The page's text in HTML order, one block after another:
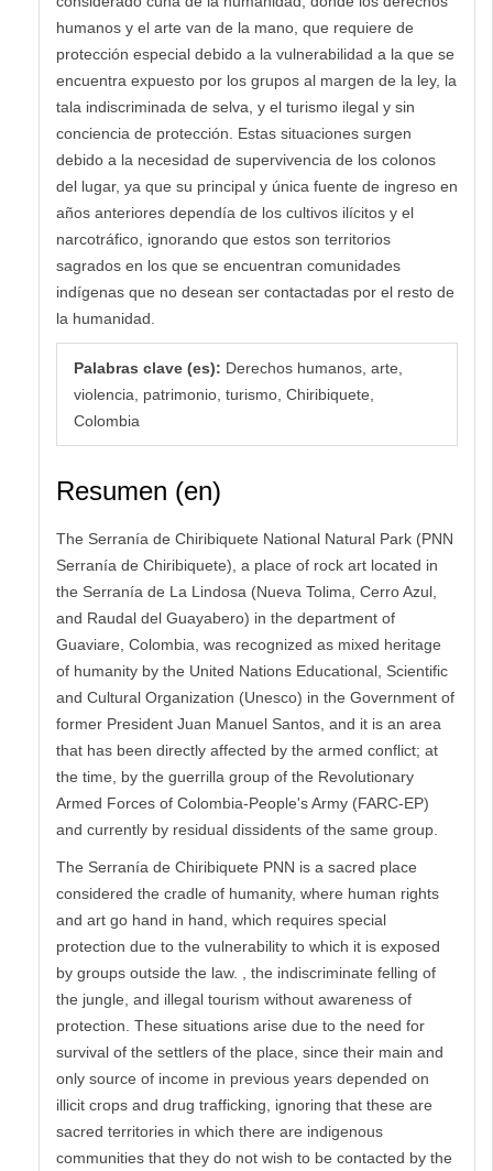
humanos y el arte van de la mano, que requiere de
protección especial debido a la vulnerabilidad a la que se
encuentra expuesto por los grupos al margen de la ley, la
tala indiscriminada de selva, y el turismo ilegal y sin
conciencia de protección. Estas situaciones surgen
debido a la necesidad de supervivencia de los colonos
del lugar, ya que su principal y única fuente de ingreso en
años anteriores dependía de los cultivos ilícitos y el
narcotráfico, ignorando que estos son territorios
sagrados en los que se encuentran comunidades
indígenas que no desean ser contactadas por el resto de
la humanidad.
Palabras clave (es): Derechos humanos, arte,
violencia, patrimonio, turismo, Chiribiquete,
Colombia
Resumen (en)
The Serranía de Chiribiquete National Natural Park (PNN
Serranía de Chiribiquete), a place of rock art located in
the Serranía de La Lindosa (Nueva Tolima, Cerro Azul,
and Raudal del Guayabero) in the department of
Guaviare, Colombia, was recognized as mixed heritage
of humanity by the United Nations Educational, Scientific
and Cultural Organization (Unesco) in the Government of
former President Juan Manuel Santos, and it is an area
that has been directly affected by the armed conflict; at
the time, by the guerrilla group of the Revolutionary
Armed Forces of Colombia-People's Army (FARC-EP)
and currently by residual dissidents of the same group.
The Serranía de Chiribiquete PNN is a sacred place
considered the cradle of humanity, where human rights
and art go hand in hand, which requires special
protection due to the vulnerability to which it is exposed
by groups outside the law. , the indiscriminate felling of
the jungle, and illegal tourism without awareness of
protection. These situations arise due to the need for
survival of the settlers of the place, since their main and
only source of income in previous years depended on
illicit crops and drug trafficking, ignoring that these are
sacred territories in which there are indigenous
communities that they do not wish to be contacted by the